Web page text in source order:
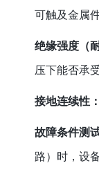
可触及金属
绝缘强度（
压下能否承
接地连续性：
故障条件测
路）时，设